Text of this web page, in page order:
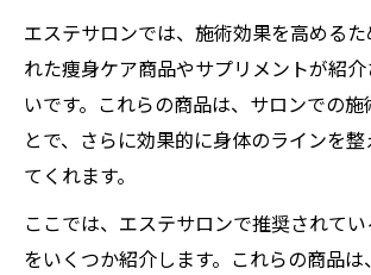
エステサロンでは、施術効果を高める
れた痩身ケア商品やサプリメントが紹
いです。これらの商品は、サロンでの
とで、さらに効果的に身体のラインを
てくれます。
ここでは、エステサロンで推奨されて
をいくつか紹介します。これらの商品